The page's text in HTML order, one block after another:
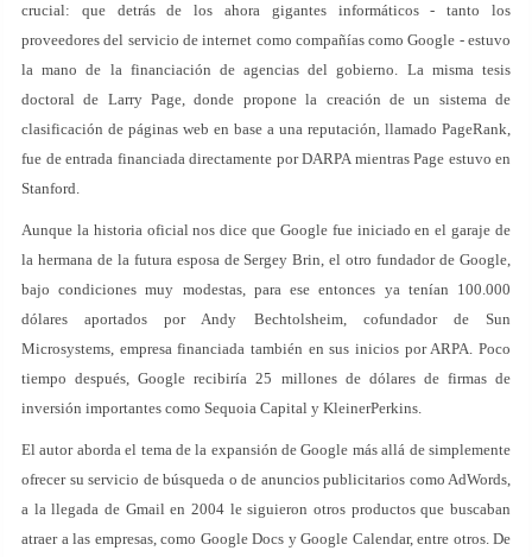
crucial: que detrás de los ahora gigantes informáticos - tanto los
proveedores del servicio de internet como compañías como Google - estuvo
la mano de la financiación de agencias del gobierno. La misma tesis
doctoral de Larry Page, donde propone la creación de un sistema de
clasificación de páginas web en base a una reputación, llamado PageRank,
fue de entrada financiada directamente por DARPA mientras Page estuvo en
Stanford.
Aunque la historia oficial nos dice que Google fue iniciado en el garaje de
la hermana de la futura esposa de Sergey Brin, el otro fundador de Google,
bajo condiciones muy modestas, para ese entonces ya tenían 100.000
dólares aportados por Andy Bechtolsheim, cofundador de Sun
Microsystems, empresa financiada también en sus inicios por ARPA. Poco
tiempo después, Google recibiría 25 millones de dólares de firmas de
inversión importantes como Sequoia Capital y KleinerPerkins.
El autor aborda el tema de la expansión de Google más allá de simplemente
ofrecer su servicio de búsqueda o de anuncios publicitarios como AdWords,
a la llegada de Gmail en 2004 le siguieron otros productos que buscaban
atraer a las empresas, como Google Docs y Google Calendar, entre otros. De